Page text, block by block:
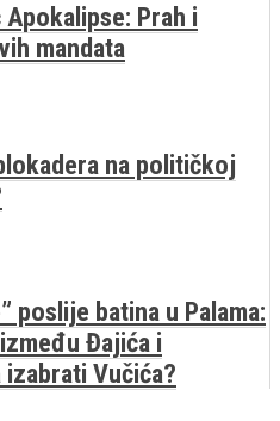
Prah i
mandata
na političkoj
poslije batina u Palama:
Đajića i
Vučića?